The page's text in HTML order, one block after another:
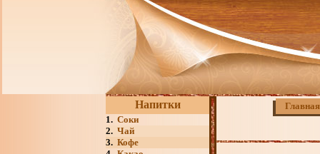
Напитки
1. Соки
2. Чай
3. Кофе
Главная